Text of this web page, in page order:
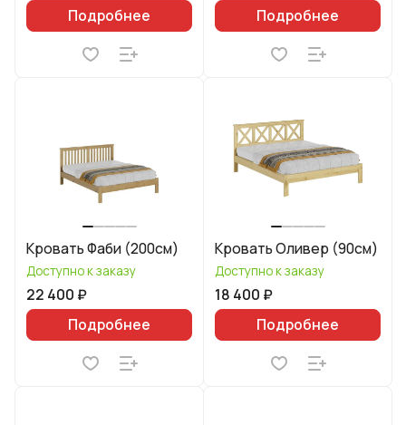
Подробнее
Подробнее
Кровать Фаби (200см)
Доступно к заказу
22 400 ₽
Подробнее
Кровать Оливер (90см)
Доступно к заказу
18 400 ₽
Подробнее